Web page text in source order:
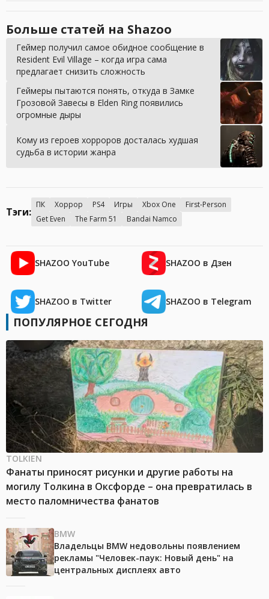
Больше статей на Shazoo
Геймер получил самое обидное сообщение в
Resident Evil Village – когда игра сама
предлагает снизить сложность
Геймеры пытаются понять, откуда в Замке
Грозовой Завесы в Elden Ring появились
огромные дыры
Кому из героев хорроров досталась худшая
судьба в истории жанра
Тэги:
ПК Хоррор PS4 Игры Xbox One
First-Person
Get Even
The Farm 51 Bandai Namco
SHAZOO YouTube SHAZOO в Дзен
SHAZOO в Twitter SHAZOO в Telegram
ПОПУЛЯРНОЕ СЕГОДНЯ
TOLKIEN
Фанаты приносят рисунки и другие работы на
могилу Толкина в Оксфорде – она превратилась в
место паломничества фанатов
BMW
Владельцы BMW недовольны появлением
рекламы "Человек-паук: Новый день" на
центральных дисплеях авто